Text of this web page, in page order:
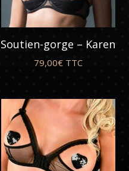
Soutien-gorge – Karen
79,00€ TTC